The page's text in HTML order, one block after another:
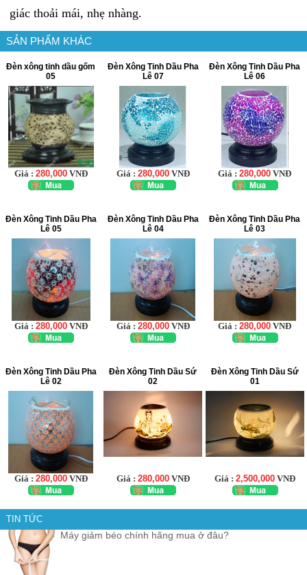
giác thoải mái, nhẹ nhàng.
SẢN PHẨM KHÁC
Đèn xông tinh dầu gốm
05
Giá : 280,000VNĐ
Đèn Xông Tinh Dầu Pha
Lê 07
Giá : 280,000VNĐ
Đèn Xông Tinh Dầu Pha
Lê 06
Giá :280,000 VNĐ
Đèn Xông Tinh Dầu Pha
Lê 05
Giá : 280,000VNĐ
Đèn Xông Tinh Dầu Pha
Lê 04
Giá : 280,000VNĐ
Đèn Xông Tinh Dầu Pha
Lê 03
Giá :280,000 VNĐ
Đèn Xông Tinh Dầu Pha
Lê 02
Giá : 280,000VNĐ
Đèn Xông Tinh Dầu Sứ
02
Giá : 280,000VNĐ
Đèn Xông Tinh Dầu Sứ
01
Giá : 2,500,000VNĐ
TIN TỨC
Máy giảm béo chính hãng mua ở đâu?